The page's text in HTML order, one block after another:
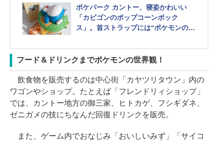
ポケパーク カントー、寝姿かわいい
「カビゴンのポップコーンボック
ス」。首ストラップには“ポケモンのふ
フード＆ドリンクまでポケモンの世界観！
飲食物を販売するのは中心街「カヤツリタウン」内の
ワゴンやショップ。たとえば「フレンドリィショップ」
では、カントー地方の御三家、ヒトカゲ、フシギダネ、
ゼニガメの技にちなんだ回復ドリンクを販売。
また、ゲーム内でおなじみ「おいしいみず」「サイコ